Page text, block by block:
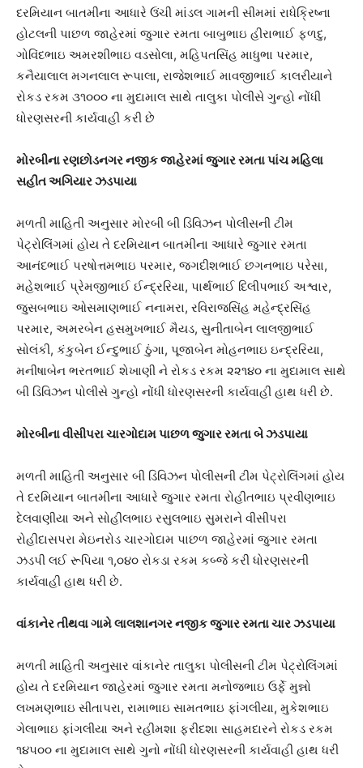
દરમિયાન બાતમીના આધારે ઉંચી માંડલ ગામની સીમમાં રાધેક્રિષ્ના
હોટલની પાછળ જાહેરમાં જુગાર રમતા બાબુભાઇ હીરાભાઈ ફળદુ,
ગોવિંદભાઇ અમરશીભાઇ વડસોલા, મહિપતસિંહ માધુભા પરમાર,
કનૈયાલાલ મગનલાલ રૂપાલા, રાજેશભાઈ માવજીભાઈ કાલરીયાને
રોકડ રકમ ૩૧૦૦૦ ના મુદામાલ સાથે તાલુકા પોલીસે ગુન્હો નોંધી
ધોરણસરની કાર્યવાહી કરી છે
મોરબીના રણછોડનગર નજીક જાહેરમાં જુગાર રમતા પાંચ મહિલા
સહીત અગિયાર ઝડપાયા
મળતી માહિતી અનુસાર મોરબી બી ડિવિઝન પોલીસની ટીમ
પેટ્રોલિંગમાં હોય તે દરમિયાન બાતમીના આધારે જુગાર રમતા
આનંદભાઈ પરષોત્તમભાઇ પરમાર, જગદીશભાઈ છગનભાઇ પરેસા,
મહેશભાઈ પ્રેમજીભાઈ ઈન્દ્રરિયા, પાર્થભાઈ દિલીપભાઈ અશ્વાર,
જુસબભાઇ ઓસમાણભાઈ નનામરા, રવિરાજસિંહ મહેન્દ્રસિંહ
પરમાર, અમરબેન હસમુખભાઈ મૈયડ, સુનીતાબેન લાલજીભાઈ
સોલંકી, કંકુબેન ઈન્દુભાઈ ઠુંગા, પૂજાબેન મોહનભાઇ ઇન્દ્રરિયા,
મનીષાબેન ભરતભાઈ શેખાણી ને રોકડ રકમ ૨૨૧૪૦ ના મુદામાલ સાથે
બી ડિવિઝન પોલીસે ગુન્હો નોંધી ધોરણસરની કાર્યવાહી હાથ ધરી છે.
મોરબીના વીસીપરા ચારગોદામ પાછળ જુગાર રમતા બે ઝડપાયા
મળતી માહિતી અનુસાર બી ડિવિઝન પોલીસની ટીમ પેટ્રોલિંગમાં હોય
તે દરમિયાન બાતમીના આધારે જુગાર રમતા રોહીતભાઇ પ્રવીણભાઇ
દેલવાણીયા અને સોહીલભાઇ રસુલભાઇ સુમરાને વીસીપરા
રોહીદાસપરા મેઇનરોડ ચારગોદામ પાછળ જાહેરમાં જુગાર રમતા
ઝડપી લઈ રૂપિયા ૧,૦૪૦ રોકડા રકમ કબ્જે કરી ધોરણસરની
કાર્યવાહી હાથ ધરી છે.
વાંકાનેર તીથવા ગામે લાલશાનગર નજીક જુગાર રમતા ચાર ઝડપાયા
મળતી માહિતી અનુસાર વાંકાનેર તાલુકા પોલીસની ટીમ પેટ્રોલિંગમાં
હોય તે દરમિયાન જાહેરમાં જુગાર રમતા મનોજભાઇ ઉર્ફે મુન્નો
લખમણભાઇ સીતાપરા, રામાભાઇ સામતભાઇ ફાંગલીયા, મુકેશભાઇ
ગેલાભાઇ ફાંગલીયા અને રહીમશા ફરીદશા સાહમદારને રોકડ રકમ
૧૪૫૦૦ ના મુદામાલ સાથે ગુનો નોંધી ધોરણસરની કાર્યવાહી હાથ ધરી